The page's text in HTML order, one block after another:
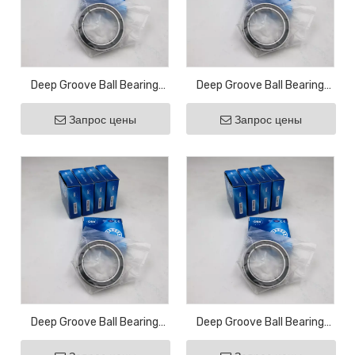
Deep Groove Ball Bearing
16032-2RS ZZ Motor
Bearing Bicycle Bearing
Запрос цены
Deep Groove Ball Bearing
16030-2RS ZZ Motor
Bearing Bicycle Bearing
Запрос цены
Deep Groove Ball Bearing
16028-2RS ZZ Motor
Deep Groove Ball Bearing
16026-2RS ZZ Motor